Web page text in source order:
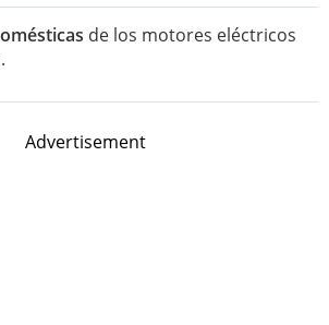
de los motores eléctricos
Advertisement